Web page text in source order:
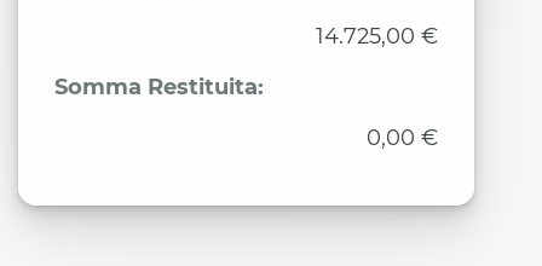
14.725,00 €
Somma Restituita:
0,00 €